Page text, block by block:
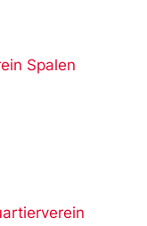
Spalen